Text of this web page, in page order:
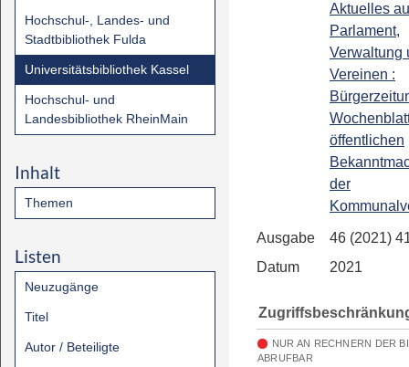
Hochschul-, Landes- und
Stadtbibliothek Fulda
Universitätsbibliothek Kassel
Hochschul- und
Landesbibliothek RheinMain
Inhalt
Themen
Listen
Neuzugänge
Titel
Autor / Beteiligte
Aktuelles
Parlament,
Verwaltung
Vereinen :
öffentlichen
der
Ausgabe
46 (2021)
Datum
2021
NUR AN RECHNERN DER
ABRUFBAR